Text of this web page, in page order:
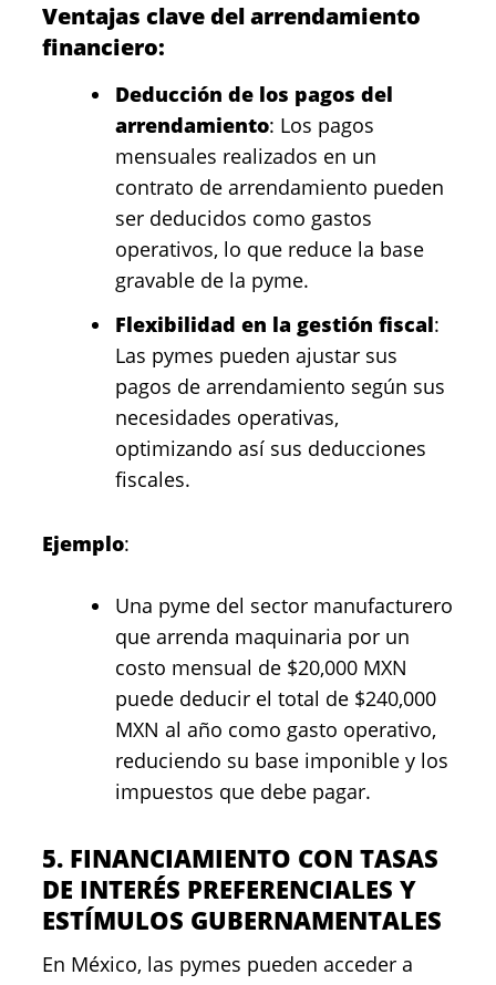
Ventajas clave del arrendamiento
financiero:
Deducción de los pagos del
arrendamiento: Los pagos
mensuales realizados en un
contrato de arrendamiento pueden
ser deducidos como gastos
operativos, lo que reduce la base
gravable de la pyme.
Flexibilidad en la gestión fiscal:
Las pymes pueden ajustar sus
pagos de arrendamiento según sus
necesidades operativas,
optimizando así sus deducciones
fiscales.
Ejemplo:
Una pyme del sector manufacturero
que arrenda maquinaria por un
costo mensual de $20,000 MXN
puede deducir el total de $240,000
MXN al año como gasto operativo,
reduciendo su base imponible y los
impuestos que debe pagar.
5. FINANCIAMIENTO CON TASAS
DE INTERÉS PREFERENCIALES Y
ESTÍMULOS GUBERNAMENTALES
En México, las pymes pueden acceder a